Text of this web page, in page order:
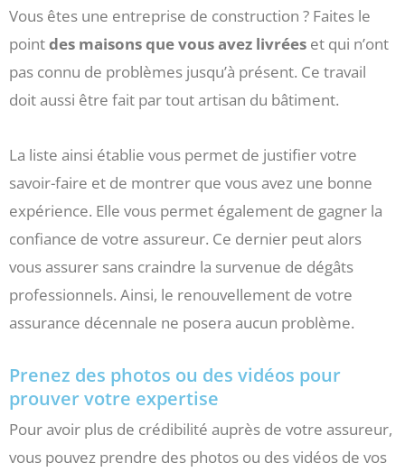
Vous êtes une entreprise de construction ? Faites le
pointdes maisons que vous avez livrées et qui n’ont
pas connu de problèmes jusqu’à présent. Ce travail
doit aussi être fait par tout artisan du bâtiment.
La liste ainsi établie vous permet de justifier votre
savoir-faire et de montrer que vous avez une bonne
expérience. Elle vous permet également de gagner la
confiance de votre assureur. Ce dernier peut alors
vous assurer sans craindre la survenue de dégâts
professionnels. Ainsi, le renouvellement de votre
assurance décennale ne posera aucun problème.
Prenez des photos ou des vidéos pour
prouver votre expertise
Pour avoir plus de crédibilité auprès de votre assureur,
vous pouvez prendre des photos ou des vidéos de vos